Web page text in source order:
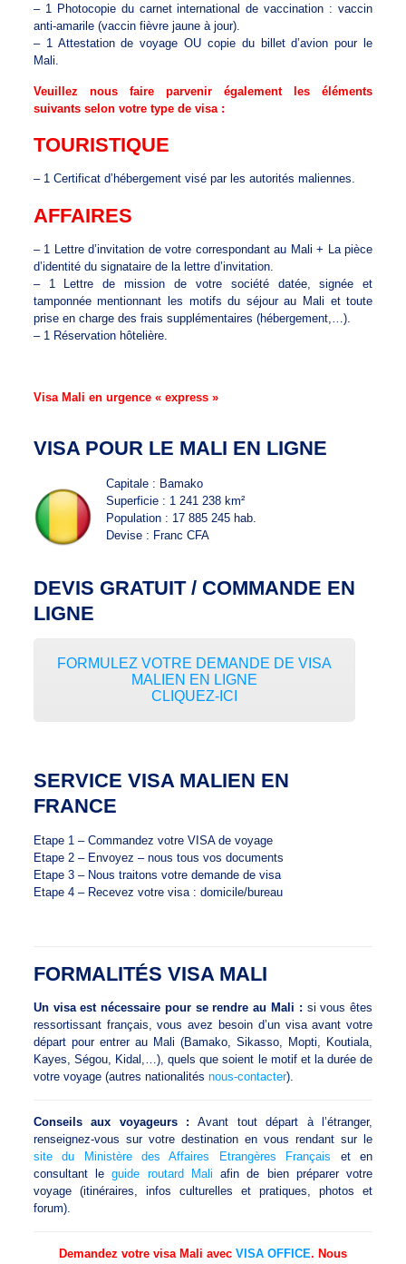
– 1 Photocopie du carnet international de vaccination : vaccin
anti-amarile (vaccin fièvre jaune à jour).
– 1 Attestation de voyage OU copie du billet d’avion pour le
Mali.
Veuillez nous faire parvenir également les éléments
suivants selon votre type de visa :
TOURISTIQUE
– 1 Certificat d’hébergement visé par les autorités maliennes.
AFFAIRES
– 1 Lettre d’invitation de votre correspondant au Mali + La pièce
d’identité du signataire de la lettre d’invitation.
– 1 Lettre de mission de votre société datée, signée et
tamponnée mentionnant les motifs du séjour au Mali et toute
prise en charge des frais supplémentaires (hébergement,…).
– 1 Réservation hôtelière.
Visa Mali en urgence « express »
VISA POUR LE MALI EN LIGNE
Capitale : Bamako
Superficie : 1 241 238 km²
Population : 17 885 245 hab.
Devise : Franc CFA
DEVIS GRATUIT / COMMANDE EN
LIGNE
FORMULEZ VOTRE DEMANDE DE VISA
MALIEN EN LIGNE
CLIQUEZ-ICI
SERVICE VISA MALIEN EN
FRANCE
Etape 1 – Commandez votre VISA de voyage
Etape 2 – Envoyez – nous tous vos documents
Etape 3 – Nous traitons votre demande de visa
Etape 4 – Recevez votre visa : domicile/bureau
FORMALITÉS VISA MALI
Un visa est nécessaire pour se rendre au Mali : si vous êtes
ressortissant français, vous avez besoin d’un visa avant votre
départ pour entrer au Mali (Bamako, Sikasso, Mopti, Koutiala,
Kayes, Ségou, Kidal,…), quels que soient le motif et la durée de
votre voyage (autres nationalités nous-contacter).
Conseils aux voyageurs : Avant tout départ à l’étranger,
renseignez-vous sur votre destination en vous rendant sur le
site du Ministère des Affaires Etrangères Français et en
consultant leguide routard Mali afin de bien préparer votre
voyage (itinéraires, infos culturelles et pratiques, photos et
forum).
Demandez votre visa Mali avec VISA OFFICE. Nous